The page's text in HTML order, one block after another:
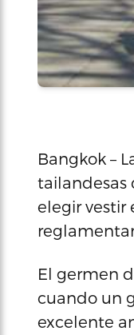
Bangkok –
tailandesas
elegir vestir
El germen
cuando un
excelente